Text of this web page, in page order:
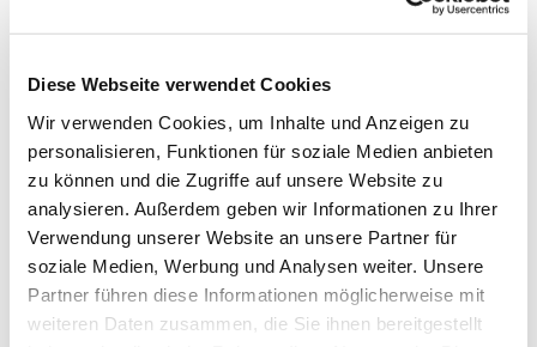
Diese Webseite verwendet Cookies
Wir verwenden Cookies, um Inhalte und Anzeigen zu
personalisieren, Funktionen für soziale Medien anbieten
zu können und die Zugriffe auf unsere Website zu
analysieren. Außerdem geben wir Informationen zu Ihrer
Verwendung unserer Website an unsere Partner für
soziale Medien, Werbung und Analysen weiter. Unsere
Partner führen diese Informationen möglicherweise mit
weiteren Daten zusammen, die Sie ihnen bereitgestellt
Reihe mit einem Schlemmergarten und einem
erweiterten gastronomischen Angebot. An jedem
Abend gibt es außerdem Live-Musik. Fester
Bestandteil der „Auszeit“ ist die Cocktaillounge von
Manfred Herrmann.
Ab Dienstag, 21. Juli, sorgen Mitarbeitende der
Kirchengemeinde zusätzlich für wechselnde
kulinarische Angebote – von Waffeln und
Flammkuchen über Gegrilltes und Hot Dogs bis hin